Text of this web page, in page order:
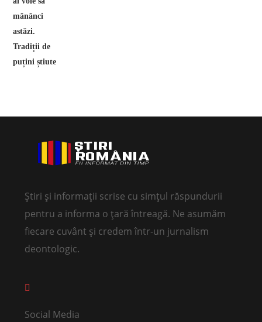
Știri și informații scrise cu simțul răspundurii
pentru a informa o țară întreagă. Ne asumăm
fiecare cuvânt și credem într-un jurnalism
deontologic.
Social Media